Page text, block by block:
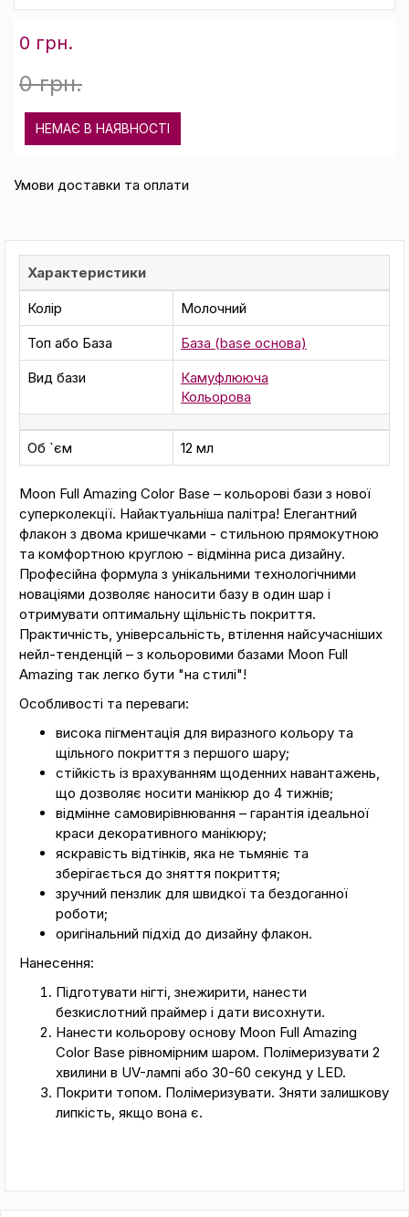
0 грн.
0 грн.
НЕМАЄ В НАЯВНОСТІ
Умови доставки та оплати
Характеристики
Колір
Молочний
Топ або База
База (base основа)
Вид бази
Камуфлююча
Кольорова
Об `єм 12 мл
Moon Full Amazing Color Base – кольорові бази з нової
суперколекції. Найактуальніша палітра! Елегантний
флакон з двома кришечками - стильною прямокутною
та комфортною круглою - відмінна риса дизайну.
Професійна формула з унікальними технологічними
новаціями дозволяє наносити базу в один шар і
отримувати оптимальну щільність покриття.
Практичність, універсальність, втілення найсучасніших
нейл-тенденцій – з кольоровими базами Moon Full
Amazing так легко бути "на стилі"!
Особливості та переваги:
висока пігментація для виразного кольору та
щільного покриття з першого шару;
стійкість із врахуванням щоденних навантажень,
що дозволяє носити манікюр до 4 тижнів;
відмінне самовирівнювання – гарантія ідеальної
краси декоративного манікюру;
яскравість відтінків, яка не тьмяніє та
зберігається до зняття покриття;
зручний пензлик для швидкої та бездоганної
роботи;
оригінальний підхід до дизайну флакон.
Нанесення:
Підготувати нігті, знежирити, нанести
безкислотний праймер і дати висохнути.
Нанести кольорову основу Moon Full Amazing
Color Base рівномірним шаром. Полімеризувати 2
хвилини в UV-лампі або 30-60 секунд у LED.
Покрити топом. Полімеризувати. Зняти залишкову
липкість, якщо вона є.